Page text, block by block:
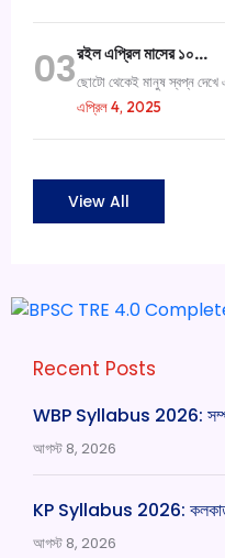
03রইল এপ্রিল মাসের ১০…
ছোটো থেকেই মানুষ স্বপ্ন দেখে
এপ্রিল 4, 2025
View All
Recent Posts
WBP Syllabus 2026: সম্পূর্ণ
আগস্ট 8, 2026
KP Syllabus 2026: কলকাতা
আগস্ট 8, 2026